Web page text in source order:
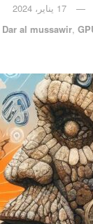
17 يناير، 2024
Dar al mussawir,